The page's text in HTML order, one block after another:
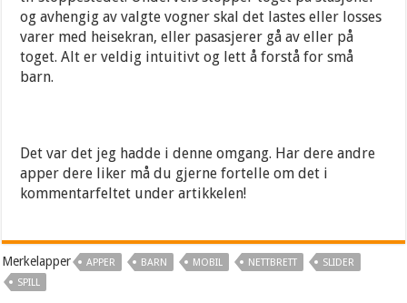
og avhengig av valgte vogner skal det lastes eller losses
varer med heisekran, eller pasasjerer gå av eller på
toget. Alt er veldig intuitivt og lett å forstå for små
barn.
Det var det jeg hadde i denne omgang. Har dere andre
apper dere liker må du gjerne fortelle om det i
kommentarfeltet under artikkelen!
Merkelapper APPER BARN MOBIL NETTBRETT
SLIDER
SPILL